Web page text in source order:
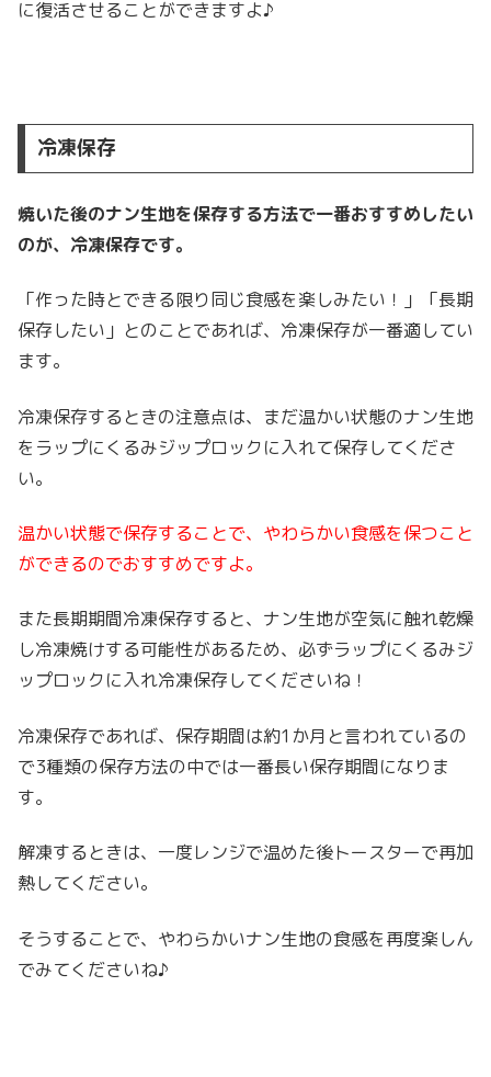
に復活させることができますよ♪
冷凍保存
焼いた後のナン生地を保存する方法で一番おすすめしたい
のが、冷凍保存です。
「作った時とできる限り同じ食感を楽しみたい！」「長期
保存したい」とのことであれば、冷凍保存が一番適してい
ます。
冷凍保存するときの注意点は、まだ温かい状態のナン生地
をラップにくるみジップロックに入れて保存してくださ
い。
温かい状態で保存することで、やわらかい食感を保つこと
ができるのでおすすめですよ。
また長期期間冷凍保存すると、ナン生地が空気に触れ乾燥
し冷凍焼けする可能性があるため、必ずラップにくるみジ
ップロックに入れ冷凍保存してくださいね！
冷凍保存であれば、保存期間は約1か月と言われているの
で3種類の保存方法の中では一番長い保存期間になりま
す。
解凍するときは、一度レンジで温めた後トースターで再加
熱してください。
そうすることで、やわらかいナン生地の食感を再度楽しん
でみてくださいね♪